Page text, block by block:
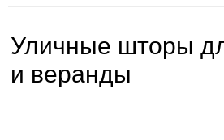
Уличные шторы
и веранды